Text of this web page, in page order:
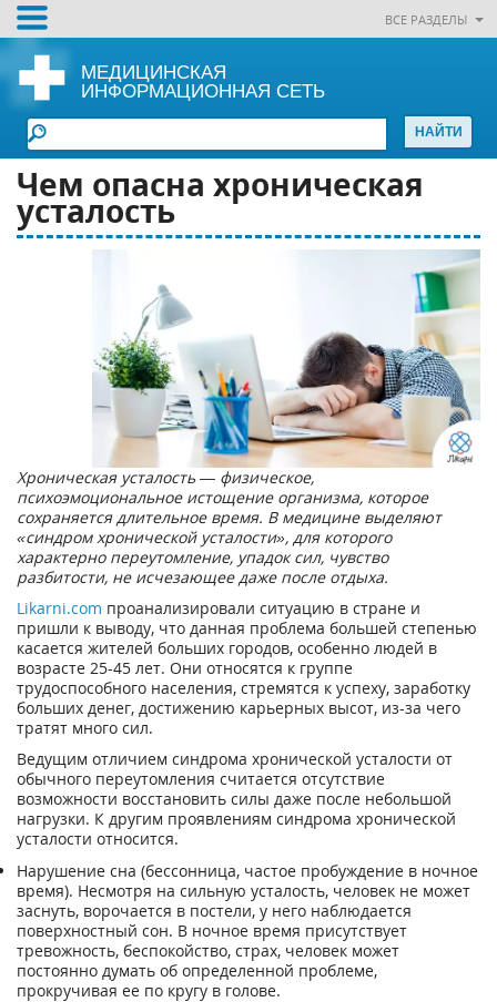
ВСЕ РАЗДЕЛЫ
МЕДИЦИНСКАЯ
ИНФОРМАЦИОННАЯ СЕТЬ
Чем опасна хроническая
усталость
Хроническая усталость — физическое,
психоэмоциональное истощение организма, которое
сохраняется длительное время. В медицине выделяют
«синдром хронической усталости», для которого
характерно переутомление, упадок сил, чувство
разбитости, не исчезающее даже после отдыха.
Likarni.com проанализировали ситуацию в стране и
пришли к выводу, что данная проблема большей степенью
касается жителей больших городов, особенно людей в
возрасте 25-45 лет. Они относятся к группе
трудоспособного населения, стремятся к успеху, заработку
больших денег, достижению карьерных высот, из-за чего
тратят много сил.
Ведущим отличием синдрома хронической усталости от
обычного переутомления считается отсутствие
возможности восстановить силы даже после небольшой
нагрузки. К другим проявлениям синдрома хронической
усталости относится.
Нарушение сна (бессонница, частое пробуждение в ночное
время). Несмотря на сильную усталость, человек не может
заснуть, ворочается в постели, у него наблюдается
поверхностный сон. В ночное время присутствует
тревожность, беспокойство, страх, человек может
постоянно думать об определенной проблеме,
прокручивая ее по кругу в голове.